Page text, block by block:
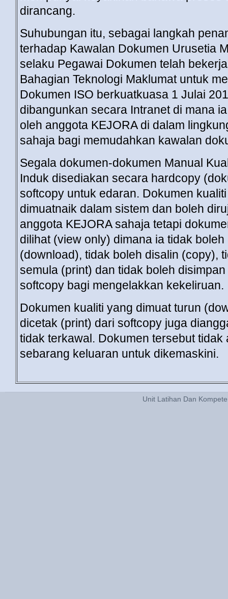
dirancang.
Suhubungan itu, sebagai langkah
terhadap Kawalan Dokumen Urusetia
selaku Pegawai Dokumen telah
Bahagian Teknologi Maklumat untuk
Dokumen ISO berkuatkuasa 1 Julai
dibangunkan secara Intranet di mana
oleh anggota KEJORA di dalam
sahaja bagi memudahkan kawalan
Segala dokumen-dokumen Manual
Induk disediakan secara hardcopy
softcopy untuk edaran. Dokumen
dimuatnaik dalam sistem dan boleh
anggota KEJORA sahaja tetapi
dilihat (view only) dimana ia tidak
(download), tidak boleh disalin (copy),
semula (print) dan tidak boleh
softcopy bagi mengelakkan kekeliruan.
Dokumen kualiti yang dimuat turun
dicetak (print) dari softcopy juga
tidak terkawal. Dokumen tersebut tidak
sebarang keluaran untuk dikemaskini.
Unit Latihan Dan